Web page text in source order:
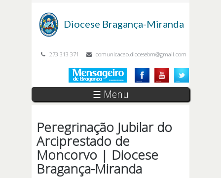
Diocese Bragança-Miranda
273 313 371 comunicacao.diocesebm@gmail.com
☰ Menu
Peregrinação Jubilar do
Arciprestado de
Moncorvo | Diocese
Bragança-Miranda